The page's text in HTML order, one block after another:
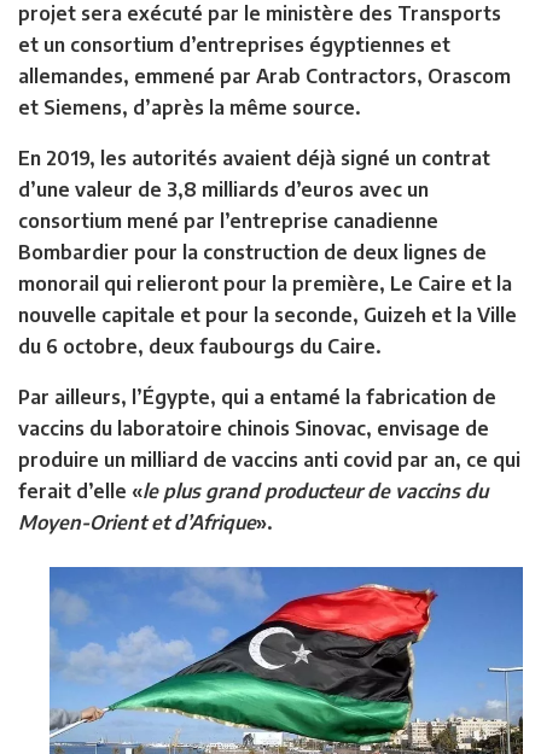
projet sera exécuté par le ministère des Transports
et un consortium d’entreprises égyptiennes et
allemandes, emmené par Arab Contractors, Orascom
et Siemens, d’après la même source.
En 2019, les autorités avaient déjà signé un contrat
d’une valeur de 3,8 milliards d’euros avec un
consortium mené par l’entreprise canadienne
Bombardier pour la construction de deux lignes de
monorail qui relieront pour la première, Le Caire et la
nouvelle capitale et pour la seconde, Guizeh et la Ville
du 6 octobre, deux faubourgs du Caire.
Par ailleurs, l’Égypte, qui a entamé la fabrication de
vaccins du laboratoire chinois Sinovac, envisage de
produire un milliard de vaccins anti covid par an, ce qui
ferait d’elle «le plus grand producteur de vaccins du
Moyen-Orient et d’Afrique».